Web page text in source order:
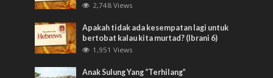
2,748 Views
Apakah tidak ada kesempatan lagi untuk
bertobat kalau kita murtad? (Ibrani 6)
1,951 Views
Anak Sulung Yang “Terhilang”